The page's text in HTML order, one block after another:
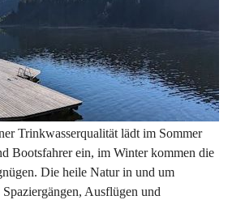
Trinkwasserqualität lädt im Sommer
Bootsfahrer ein, im Winter kommen die
Die heile Natur in und um
Ausflügen und